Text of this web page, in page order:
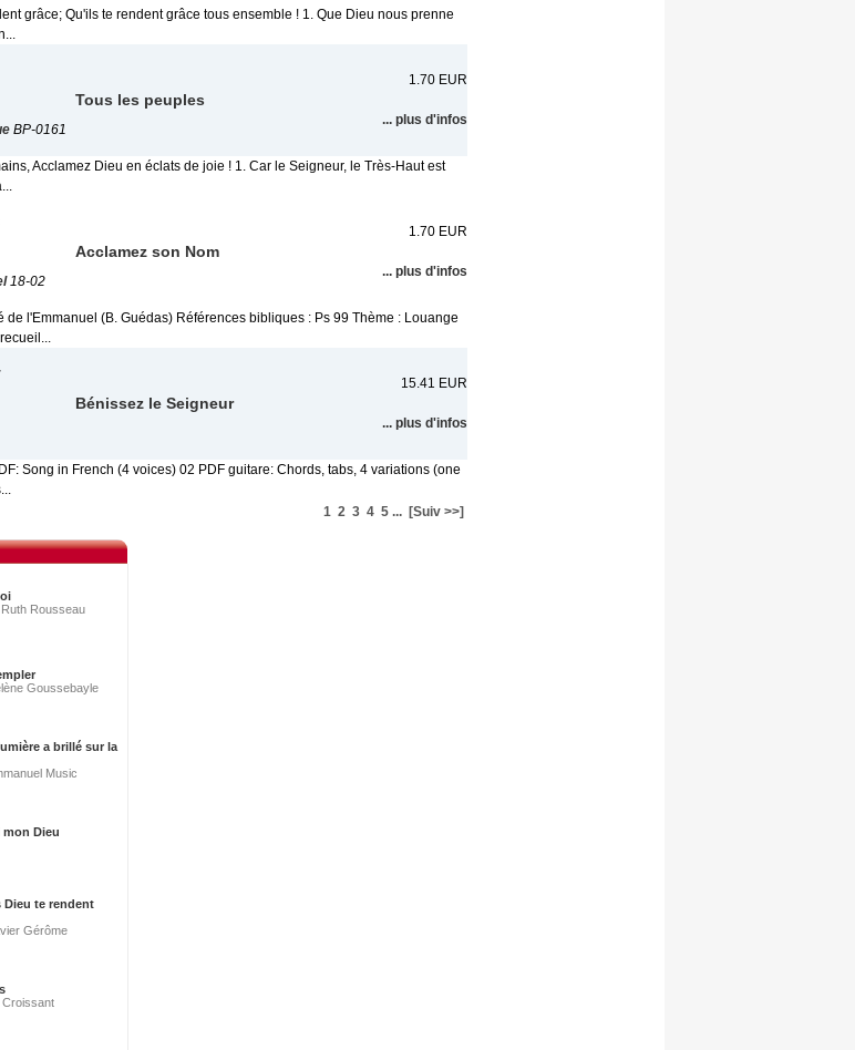
grâce; Qu'ils te rendent grâce tous ensemble ! 1. Que Dieu nous prenne
BP-0161
Tous les peuples
1.70 EUR
... plus d'infos
Acclamez Dieu en éclats de joie ! 1. Car le Seigneur, le Très-Haut est
18-02
Acclamez son Nom
1.70 EUR
... plus d'infos
de l'Emmanuel (B. Guédas) Références bibliques : Ps 99 Thème : Louange
Bénissez le Seigneur
15.41 EUR
... plus d'infos
Song in French (4 voices) 02 PDF guitare: Chords, tabs, 4 variations (one
1 2 3 4 5 ... [Suiv >>]
Rousseau
Goussebayle
a brillé sur la
Music
Dieu
Dieu te rendent
Gérôme